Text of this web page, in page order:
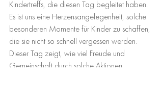
Kindertreffs, die diesen Tag begleitet haben.
Es ist uns eine Herzensangelegenheit, solche
besonderen Momente für Kinder zu schaffen,
die sie nicht so schnell vergessen werden.
Dieser Tag zeigt, wie viel Freude und
Gemeinschaft durch solche Aktionen